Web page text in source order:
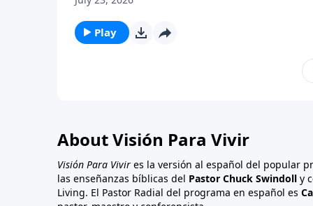
Play
About Visión Para Vivir
Visión Para Vivir es la versión al español del popular
las enseñanzas bíblicas del Pastor Chuck Swindoll y
Living. El Pastor Radial del programa en español es